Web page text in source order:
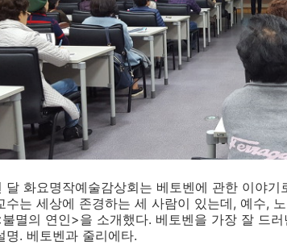
달 화요명작예술감상회는 베토벤에 관한 이야
수는 세상에 존경하는 세 사람이 있는데, 예수,
멸의 연인>을 소개했다. 베토벤을 가장 잘 드
명. 베토벤과 줄리에타.